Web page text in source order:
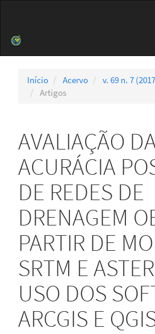
Barra
Início Acervo
v. 69 n. 7
Artigos
AVALIAÇÃO
ACURÁCIA
DE REDES DE
DRENAGEM
PARTIR DE
SRTM E
USO DOS
ARCGIS E